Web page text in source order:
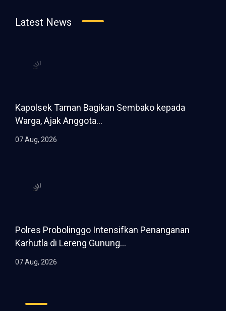
Latest News
Kapolsek Taman Bagikan Sembako kepada
Warga, Ajak Anggota...
07 Aug, 2026
Karhutla di Lereng Gunung...
07 Aug, 2026